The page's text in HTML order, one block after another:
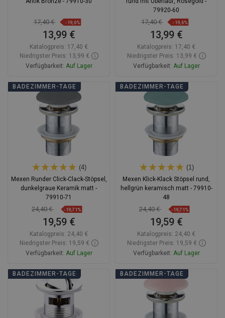
17,40 € -19,6%
13,99 €
Katalogpreis: 17,40 €
Niedrigster Preis: 13,99 €
Verfügbarkeit: Auf Lager
In den Warenkorb
favorite_border Favorit
Vergleichen
79920-60
17,40 € -19,6%
13,99 €
Katalogpreis: 17,40 €
Niedrigster Preis: 13,99 €
Verfügbarkeit: Auf Lager
In den Warenkorb
favorite_border Favorit
Vergleichen
BADEZIMMER-TAGE
(4)
Mexen Runder Click-Clack-Stöpsel,
dunkelgraue Keramik matt -
79910-71
24,40 € -19,71%
19,59 €
Katalogpreis: 24,40 €
Niedrigster Preis: 19,59 €
Verfügbarkeit: Auf Lager
In den Warenkorb
favorite_border Favorit
Vergleichen
BADEZIMMER-TAGE
(1)
Mexen Klick-Klack Stöpsel rund,
hellgrün keramisch matt - 79910-
48
24,40 € -19,71%
19,59 €
Katalogpreis: 24,40 €
Niedrigster Preis: 19,59 €
Verfügbarkeit: Auf Lager
In den Warenkorb
favorite_border Favorit
Vergleichen
BADEZIMMER-TAGE BADEZIMMER-TAGE